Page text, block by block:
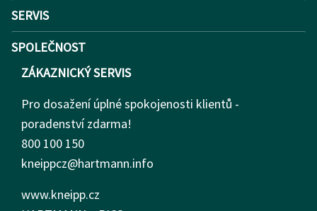
SERVIS
SPOLEČNOST
ZÁKAZNICKÝ SERVIS
Pro dosažení úplné spokojenosti klientů -
poradenství zdarma!
800 100 150
kneippcz@hartmann.info
www.kneipp.cz